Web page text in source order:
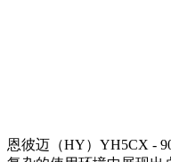
恩彼迈（HY）YH5CX -